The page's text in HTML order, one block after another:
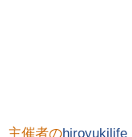
主催者のhiroyukilife